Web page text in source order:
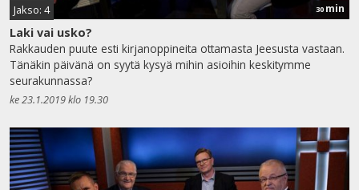
Jakso: 4 30 min
Laki vai usko?
Rakkauden puute esti kirjanoppineita ottamasta Jeesusta vastaan.
Tänäkin päivänä on syytä kysyä mihin asioihin keskitymme
seurakunnassa?
ke 23.1.2019 klo 19.30